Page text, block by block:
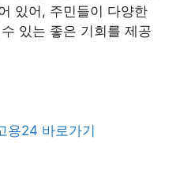
있어, 주민들이 다양한
있는 좋은 기회를 제공
용24 바로가기